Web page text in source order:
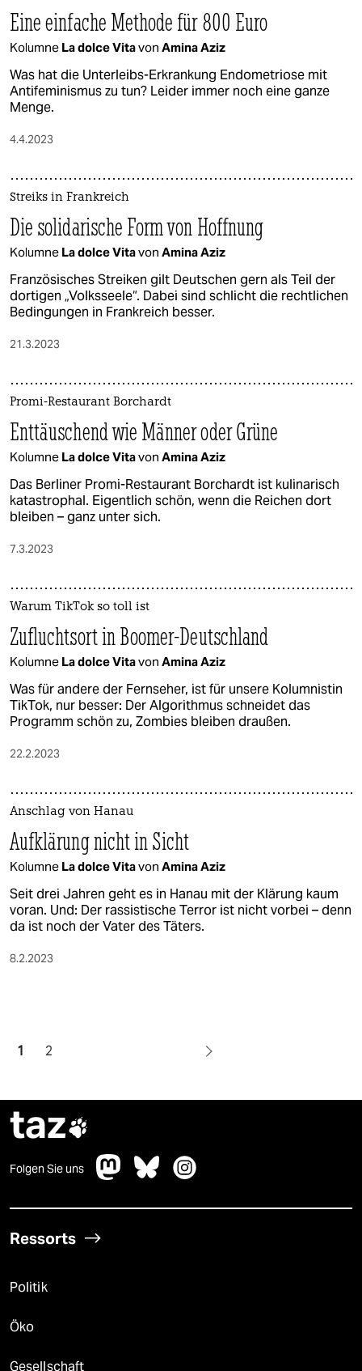
Eine einfache Methode für 800 Euro
Kolumne La dolce Vitavon Amina Aziz
Was hat die Unterleibs-Erkrankung Endometriose mit
Antifeminismus zu tun? Leider immer noch eine ganze
Menge.
4.4.2023
Streiks in Frankreich
Die solidarische Form von Hoffnung
Kolumne La dolce Vitavon Amina Aziz
Französisches Streiken gilt Deutschen gern als Teil der
dortigen „Volksseele“. Dabei sind schlicht die rechtlichen
Bedingungen in Frankreich besser.
21.3.2023
Promi-Restaurant Borchardt
Enttäuschend wie Männer oder Grüne
Kolumne La dolce Vitavon Amina Aziz
Das Berliner Promi-Restaurant Borchardt ist kulinarisch
katastrophal. Eigentlich schön, wenn die Reichen dort
bleiben – ganz unter sich.
7.3.2023
Warum TikTok so toll ist
Zufluchtsort in Boomer-Deutschland
Kolumne La dolce Vitavon Amina Aziz
Was für andere der Fernseher, ist für unsere Kolumnistin
TikTok, nur besser: Der Algorithmus schneidet das
Programm schön zu, Zombies bleiben draußen.
22.2.2023
Anschlag von Hanau
Aufklärung nicht in Sicht
Kolumne La dolce Vitavon Amina Aziz
Seit drei Jahren geht es in Hanau mit der Klärung kaum
voran. Und: Der rassistische Terror ist nicht vorbei – denn
da ist noch der Vater des Täters.
8.2.2023
1 2
taz
Folgen Sie uns
Ressorts
Politik
Öko
Gesellschaft